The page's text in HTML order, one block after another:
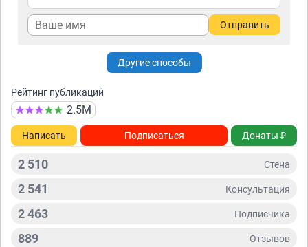
Отправить
Другие способы
Рейтинг публикаций
2.5М
Написать Подписаться Донаты ₽
2 510 Стена
2 541 Консультация
2 463 Подписчикa
889 Отзывов